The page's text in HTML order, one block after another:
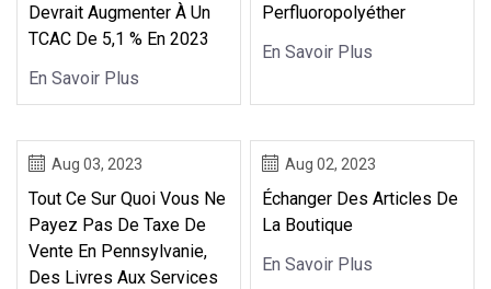
Devrait Augmenter À Un
TCAC De 5,1 % En 2023
En Savoir Plus
Perfluoropolyéther
En Savoir Plus
Aug 03, 2023
Tout Ce Sur Quoi Vous Ne
Payez Pas De Taxe De
Vente En Pennsylvanie,
Des Livres Aux Services
Aug 02, 2023
Échanger Des Articles De
La Boutique
En Savoir Plus